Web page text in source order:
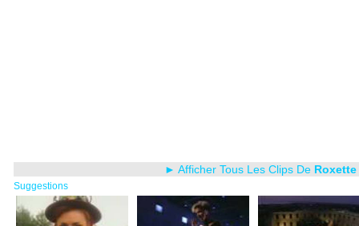
► Afficher Tous Les Clips De Roxette
Suggestions